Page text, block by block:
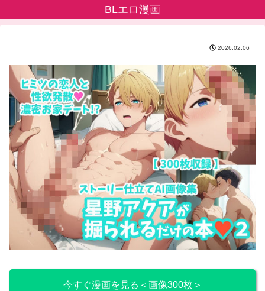
BLエロ漫画
2026.02.06
今すぐ漫画を見る＜画像300枚＞